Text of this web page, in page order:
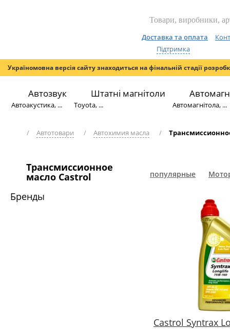
Доставка та оплата
Підтримка
Україномовна версія сайту знаходиться на фінальній стадії
Автозвук
Автоакустика, ...
Штатні магнітоли
Toyota, ... Автомагнітола, ...
/ Автотовари / Автохимия масла /
Трансмиссионное
масло Castrol
Бренды
популярные
Castrol Syntrax